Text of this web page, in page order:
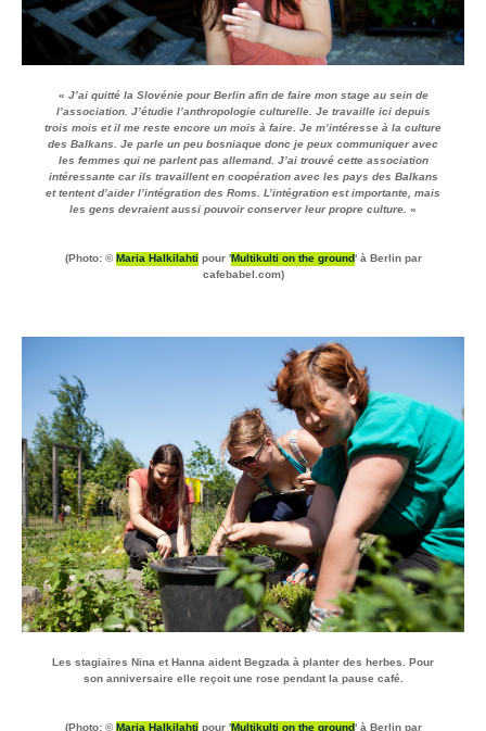
« J’ai quitté la Slovénie pour Berlin afin de faire mon stage au sein de
l’association. J’étudie l’anthropologie culturelle. Je travaille ici depuis
trois mois et il me reste encore un mois à faire. Je m’intéresse à la culture
des Balkans. Je parle un peu bosniaque donc je peux communiquer avec
les femmes qui ne parlent pas allemand. J’ai trouvé cette association
intéressante car ils travaillent en coopération avec les pays des Balkans
et tentent d’aider l’intégration des Roms. L’intégration est importante, mais
les gens devraient aussi pouvoir conserver leur propre culture. »
(Photo: ©Maria Halkilahti pour 'Multikulti on the ground' à Berlin par
cafebabel.com)
Les stagiaires Nina et Hanna aident Begzada à planter des herbes. Pour
son anniversaire elle reçoit une rose pendant la pause café.
(Photo: ©Maria Halkilahti pour 'Multikulti on the ground' à Berlin par